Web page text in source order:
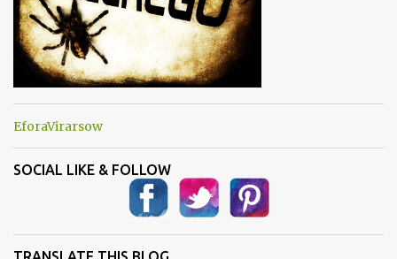
EforaVirarsow
SOCIAL LIKE & FOLLOW